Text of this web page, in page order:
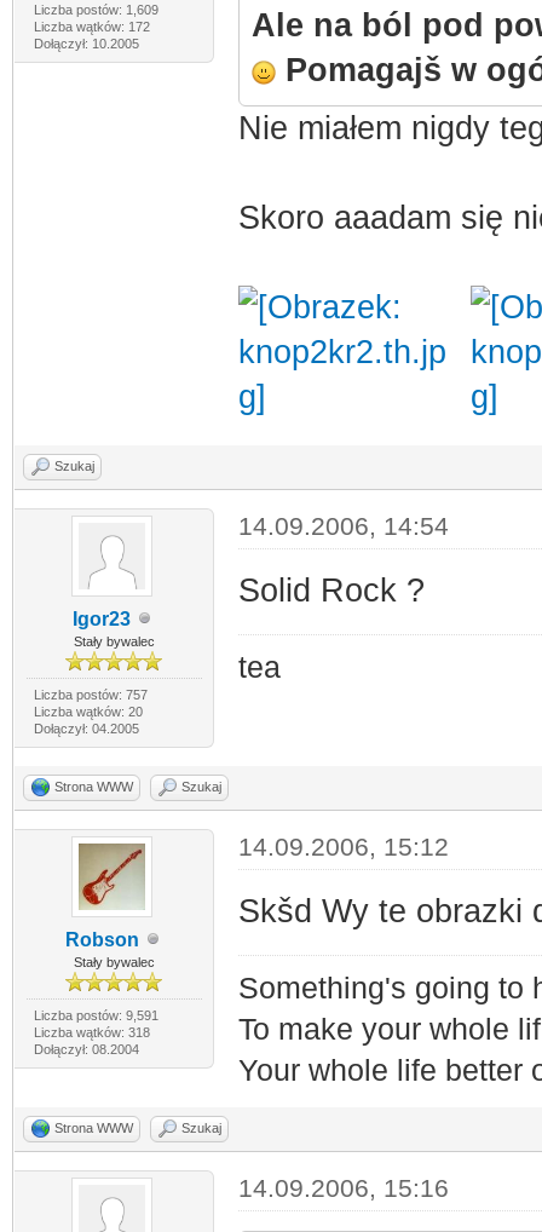
Liczba postów: 1,609
Liczba wątków: 172
Dołączył: 10.2005
Ale na ból pod
Pomagajš w
Nie miałem nigdy
Skoro aaadam się
Szukaj
Igor23
Stały bywalec
Liczba postów: 757
Liczba wątków: 20
Dołączył: 04.2005
14.09.2006, 14:54
Solid Rock ?
tea
Strona WWW Szukaj
Robson
Stały bywalec
Liczba postów: 9,591
Liczba wątków: 318
Dołączył: 08.2004
14.09.2006, 15:12
Skšd Wy te obrazki
Something's going to
To make your whole
Your whole life better
Strona WWW Szukaj
14.09.2006, 15:16